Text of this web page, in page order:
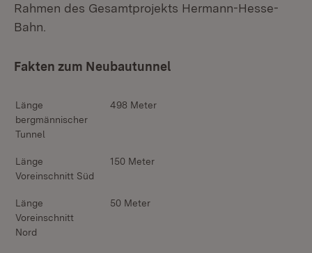
Rahmen des Gesamtprojekts Hermann-Hesse-
Bahn.
Fakten zum Neubautunnel
Länge
bergmännischer
Tunnel
498 Meter
Länge
Voreinschnitt Süd
150 Meter
Länge
Voreinschnitt
Nord
50 Meter